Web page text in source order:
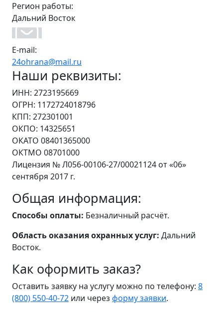
Регион работы:
Дальний Восток
E-mail:
24ohrana@mail.ru
Наши реквизиты:
ИНН: 2723195669
ОГРН: 1172724018796
КПП: 272301001
ОКПО: 14325651
ОКАТО 08401365000
ОКТМО 08701000
Лицензия № Л056-00106-27/00021124 от «06»
сентября 2017 г.
Общая информация:
Способы оплаты: Безналичный расчёт.
Область оказания охранных услуг: Дальний
Восток.
Как оформить заказ?
Оставить заявку на услугу можно по телефону: 8
(800) 550-40-72 или через форму заявки.